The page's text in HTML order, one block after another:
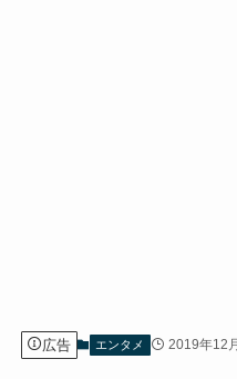
広告 エンタメ 2019年12